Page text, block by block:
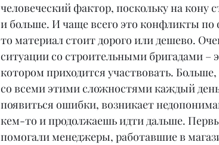
человеческий фактор, поскольку на кону
и больше. И чаще всего это конфликты по
то материал стоит дорого или дешево.
ситуации со строительными бригадами
котором приходится участвовать.
со всеми этими сложностями каждый
появиться ошибки, возникает
кем-то и продолжаешь идти дальше.
помогали менеджеры, работавшие в